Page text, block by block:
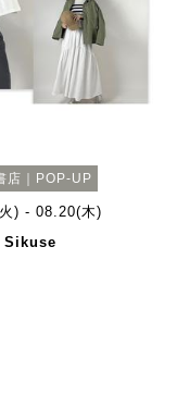
店｜POP-UP
) - 08.20(木)
Sikuse